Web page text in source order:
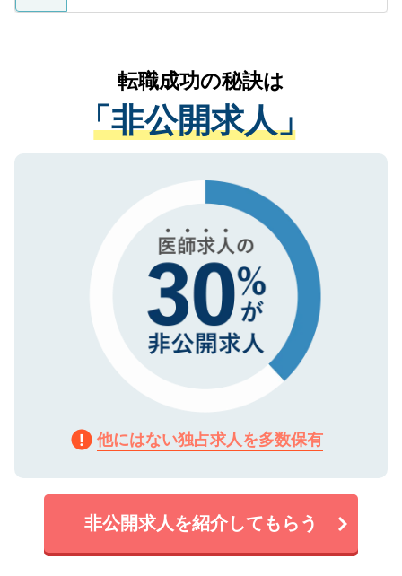
ているすべての個人データはご本人の許可
は、個人情報の取り扱いについての厳密な
管理基準を満たした事業者のみに付与され
る、プライバシーマークを取得済みです。
で、機密保持に関してもご安心ください。
かがいして、現在の医療機関の状況や紹介
経験をまじえながら、適切なアドバイスを
させていただきます。すぐにご転職をされ
ない方には、長期的なサポートが可能です
ので、まずはご登録ください。
転職成功の秘訣は
「非公開求人」
他にはない独占求人を多数保有
非公開求人を紹介してもらう